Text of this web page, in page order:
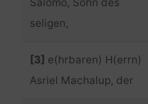
seligen,
[3] e(hrbaren) H(errn)
Asriel Machalup, der